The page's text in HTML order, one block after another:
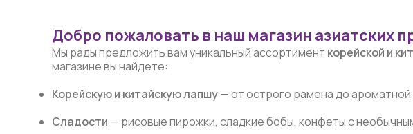
Добро пожаловать в наш магазин азиатских
Мы рады предложить вам уникальный ассортимент корейской и
магазине вы найдете:
Корейскую и китайскую лапшу— от острого рамена до
Сладости — рисовые пирожки, сладкие бобы, конфеты с